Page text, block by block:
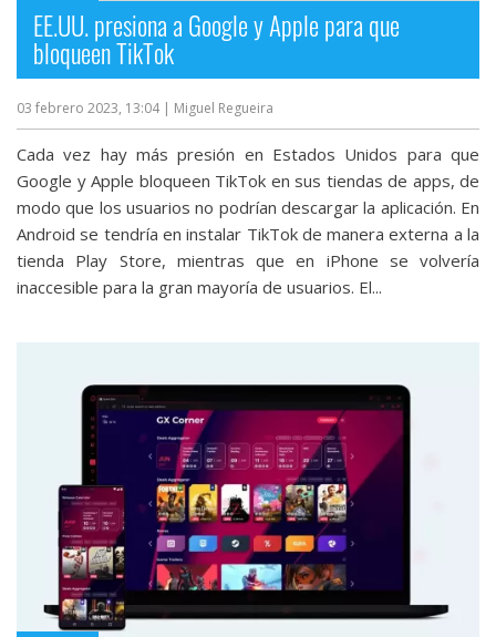
EE.UU. presiona a Google y Apple para que
bloqueen TikTok
03 febrero 2023, 13:04 | Miguel Regueira
Cada vez hay más presión en Estados Unidos para que
Google y Apple bloqueen TikTok en sus tiendas de apps, de
modo que los usuarios no podrían descargar la aplicación. En
Android se tendría en instalar TikTok de manera externa a la
tienda Play Store, mientras que en iPhone se volvería
inaccesible para la gran mayoría de usuarios. El...